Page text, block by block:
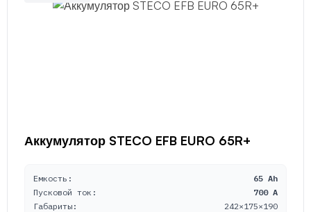
Аккумулятор STECO EFB EURO 65R+
Емкость:
65 Ah
Пусковой ток:
700 A
Габариты:
242×175×190